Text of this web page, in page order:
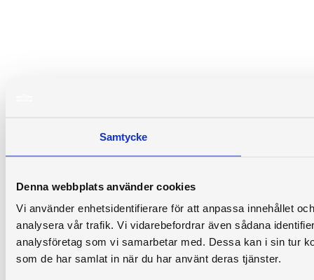
Samtycke
Denna webbplats använder cookies
Vi använder enhetsidentifierare för att anpassa innehållet
analysera vår trafik. Vi vidarebefordrar även sådana
analysföretag som vi samarbetar med. Dessa kan i sin tur
som de har samlat in när du har använt deras tjänster.